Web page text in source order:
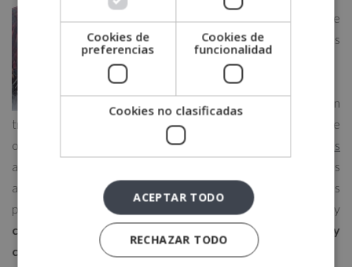
en este
campo? ¿Estás
formarte en
transporte y logística? Si es así, en
te
ofrecemos un
máster en logística y dirección de operaciones
alineado a tus aspiraciones. El objetivo del programa es
aportarte los conocimientos y las herramientas necesarias
para que puedas realizar una buena gestión de proyectos y
controlar los departamentos de producción, logística y
compras.
Cookies de
preferencias
Cookies de
funcionalidad
Cookies no clasificadas
ACEPTAR TODO
RECHAZAR TODO